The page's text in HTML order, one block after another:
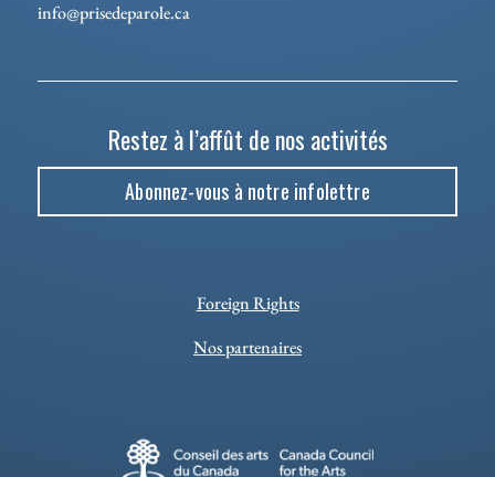
info@prisedeparole.ca
Restez à l’affût de nos activités
Abonnez-vous à notre infolettre
Foreign Rights
Nos partenaires